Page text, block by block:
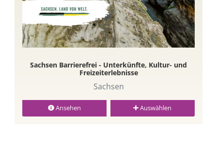
Sachsen Barrierefrei - Unterkünfte, Kultur- und
Freizeiterlebnisse
Sachsen
Ansehen Auswählen